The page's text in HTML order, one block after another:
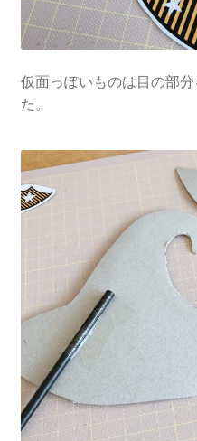
仮面っぽいものは目の部
た。